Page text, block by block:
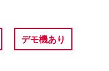
デモ機あり